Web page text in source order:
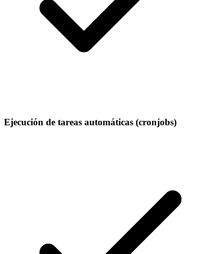
Ejecución de tareas automáticas (cronjobs)